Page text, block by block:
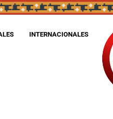
INTERNACIONALES